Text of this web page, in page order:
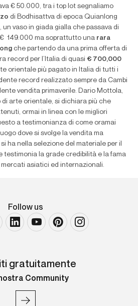
€ 50.000, tra i top lot segnaliamo
di Bodhisattva di epoca Quianlong
vaso in giada gialla che passava di
149.000 ma soprattutto una rara
che partendo da una prima offerta di
record per l’Italia di quasi € 700,000
orientale più pagato in Italia di tutti i
record realizzato sempre da Cambi
vendita primaverile. Dario Mottola,
arte orientale, si dichiara più che
ormai in linea con le migliori
a testimonianza di come oramai
dove si svolge la vendita ma
ha nella selezione del materiale per il
testimonia la grade credibilità e la fama
asiatici ed internazionali.
Follow us
gratuitamente
Community